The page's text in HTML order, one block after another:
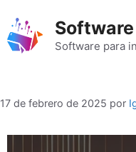
contenidoSoftware para
17 de febrero de 2025 por